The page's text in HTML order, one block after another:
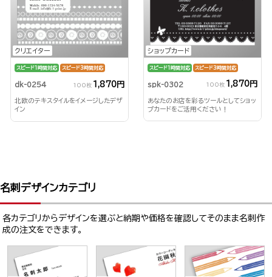
クリエイター
スピード1時間対応 スピード3時間対応
dk-0254 100枚 1,870円
北欧のテキスタイルをイメージしたデザ
イン
ショップカード
スピード1時間対応 スピード3時間対応
spk-0302 100枚 1,870円
あなたのお店を彩るツールとしてショッ
プカードをご活用ください！
名刺デザインカテゴリ
各カテゴリからデザインを選ぶと納期や価格を確認してそのまま名刺作
成の注文をできます。